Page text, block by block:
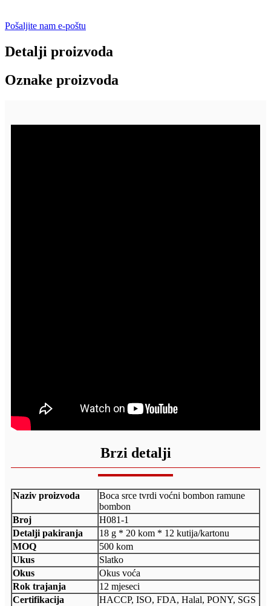
Pošaljite nam e-poštu
Detalji proizvoda
Oznake proizvoda
Brzi detalji
Naziv proizvoda
Boca srce tvrdi voćni bombon ramune
bombon
Broj
H081-1
Detalji pakiranja
18 g * 20 kom * 12 kutija/kartonu
MOQ
500 kom
Ukus
Slatko
Okus
Okus voća
Rok trajanja
12 mjeseci
Certifikacija
HACCP, ISO, FDA, Halal, PONY, SGS